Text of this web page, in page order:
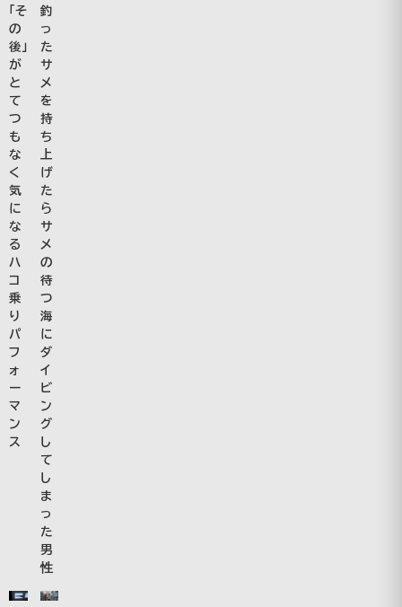
「そ
の
後」
が
と
て
つ
も
な
く
気
に
な
る
ハ
コ
乗
り
パ
フ
ォ
ー
マ
ン
ス
釣
っ
た
サ
メ
を
持
ち
上
げ
た
ら
サ
メ
の
待
つ
海
に
ダ
イ
ビ
ン
グ
し
て
し
ま
っ
た
男
性